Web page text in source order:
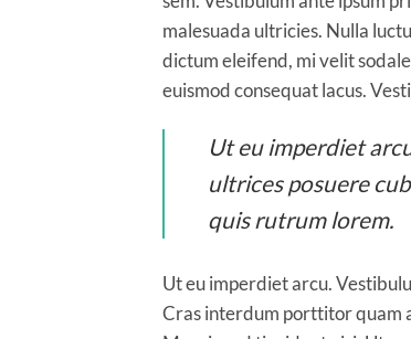
malesuada ultricies. Nulla
dictum eleifend, mi velit
euismod consequat lacus.
Ut eu imperdiet
ultrices posuere
quis rutrum lorem.
Ut eu imperdiet arcu.
Cras interdum porttitor quam